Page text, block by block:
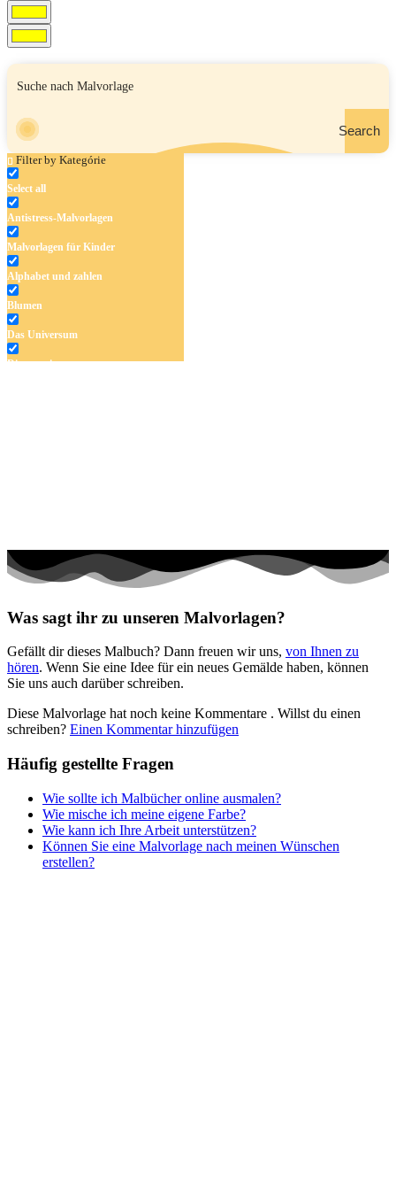
Search
Filter by Kategórie
Select all
Antistress-Malvorlagen
Malvorlagen für Kinder
Alphabet und zahlen
Blumen
Das Universum
Dinosaurier
Musik und Musikinstrumente
Sommer und Feiertage
Sport
Teddys und Pferde
Tiere und Natur
Valentinstag und Liebe
Winter und Weihnachten
Nezaradené
Unkategorisiert
Was sagt ihr zu unseren Malvorlagen?
Gefällt dir dieses Malbuch? Dann freuen wir uns, von Ihnen zu
hören. Wenn Sie eine Idee für ein neues Gemälde haben, können
Sie uns auch darüber schreiben.
Diese Malvorlage hat noch keine Kommentare . Willst du einen
schreiben? Einen Kommentar hinzufügen
Häufig gestellte Fragen
Wie sollte ich Malbücher online ausmalen?
Wie mische ich meine eigene Farbe?
Wie kann ich Ihre Arbeit unterstützen?
Können Sie eine Malvorlage nach meinen Wünschen
erstellen?